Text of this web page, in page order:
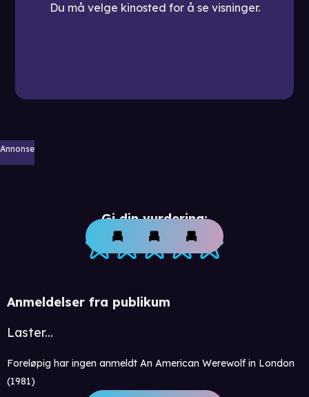
Du må velge kinosted for å se visninger.
Annonse
Gi din vurdering:
Anmeldelser fra publikum
Laster...
Foreløpig har ingen anmeldt An American Werewolf in London
(1981)